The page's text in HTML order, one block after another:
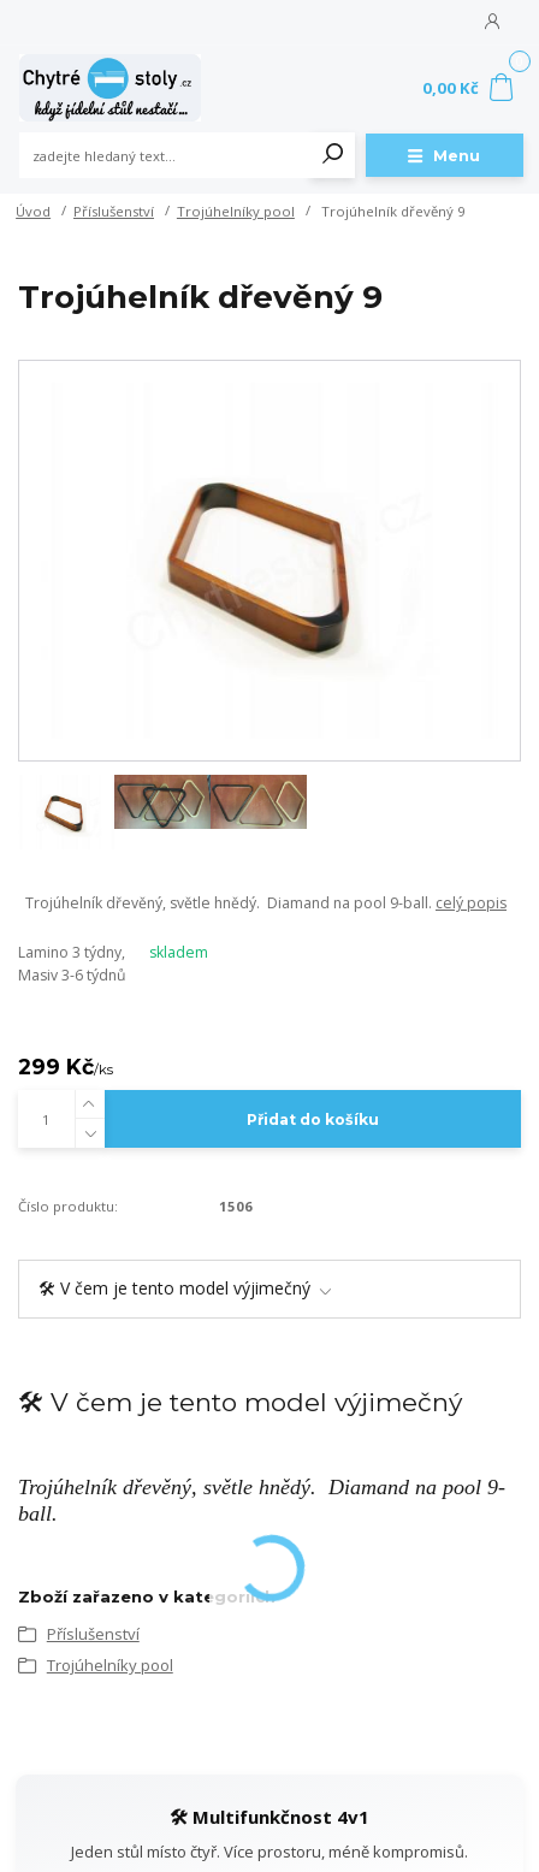
Menu
0,00 Kč
Úvod Příslušenství Trojúhelníky pool Trojúhelník dřevěný 9
Trojúhelník dřevěný 9
Trojúhelník dřevěný, světle hnědý. Diamand na pool 9-ball. celý popis
Lamino 3 týdny,
Masiv 3-6 týdnů
skladem
299 Kč/ks
Přidat do košíku
Číslo produktu: 1506
🛠️ V čem je tento model výjimečný
🛠️ V čem je tento model výjimečný
Trojúhelník dřevěný, světle hnědý. Diamand na pool 9-
ball.
Zboží zařazeno v kategoriích
Příslušenství
Trojúhelníky pool
🛠️ Multifunkčnost 4v1
Jeden stůl místo čtyř. Více prostoru, méně kompromisů.